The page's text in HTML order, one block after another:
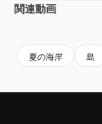
関連動画
夏の海岸 島